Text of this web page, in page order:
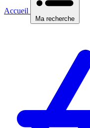
Accueil
Ma recherche